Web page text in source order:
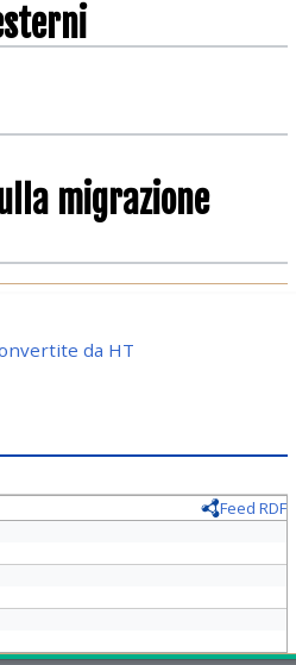
migrazione
da HT
Feed RDF